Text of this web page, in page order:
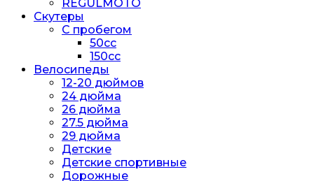
REGULMOTO
Скутеры
С пробегом
50cc
150cc
Велосипеды
12-20 дюймов
24 дюйма
26 дюйма
27.5 дюйма
29 дюйма
Детские
Детские спортивные
Дорожные